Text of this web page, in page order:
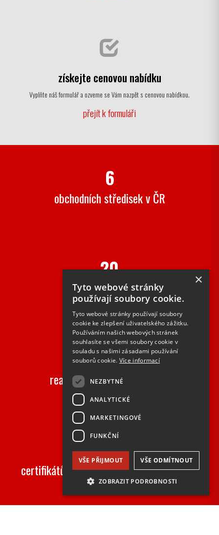
získejte cenovou nabídku
Vyplňte náš formulář a ozveme se Vám nazpět s cenovou nabídkou.
přejít k formuláři
6
obchodních středisek v ČR
20
let na trhu
2000+
realizovaných zakázek ročně
50+
certifikátů na speciální vlastnosti výrobků
×
Tyto webové stránky
používají soubory cookie.
Tyto webové stránky používají soubory
cookie ke zlepšení uživatelského zážitku.
Používáním našich webových stránek
souhlasíte se všemi soubory cookie v
souladu s našimi zásadami používání
souborů cookie. Více informací
NEZBYTNÉ
ANALYTICKÉ
MARKETINGOVÉ
FUNKČNÍ
VŠE PŘIJMOUT VŠE ODMÍTNOUT
ZOBRAZIT PODROBNOSTI